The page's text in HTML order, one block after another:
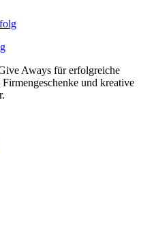
Aways für erfolgreiche
und kreative